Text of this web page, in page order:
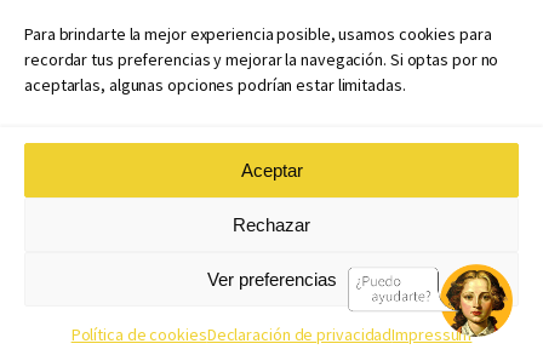
Para brindarte la mejor experiencia posible, usamos cookies para
recordar tus preferencias y mejorar la navegación. Si optas por no
aceptarlas, algunas opciones podrían estar limitadas.
Aceptar
Rechazar
Ver preferencias
Política de cookiesDeclaración de privacidadImpressum
Políticas de coedición
Atribuciones